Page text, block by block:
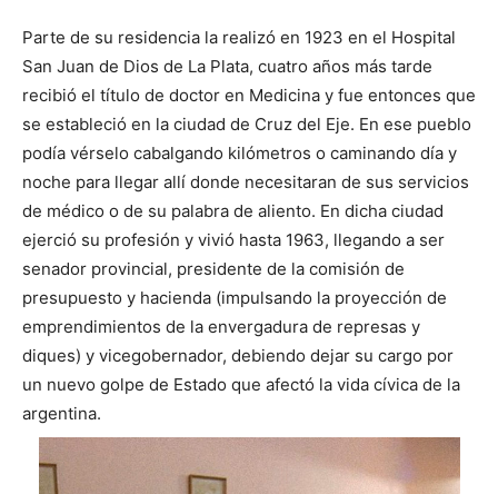
Parte de su residencia la realizó en 1923 en el Hospital
San Juan de Dios de La Plata, cuatro años más tarde
recibió el título de doctor en Medicina y fue entonces que
se estableció en la ciudad de Cruz del Eje. En ese pueblo
podía vérselo cabalgando kilómetros o caminando día y
noche para llegar allí donde necesitaran de sus servicios
de médico o de su palabra de aliento. En dicha ciudad
ejerció su profesión y vivió hasta 1963, llegando a ser
senador provincial, presidente de la comisión de
presupuesto y hacienda (impulsando la proyección de
emprendimientos de la envergadura de represas y
diques) y vicegobernador, debiendo dejar su cargo por
un nuevo golpe de Estado que afectó la vida cívica de la
argentina.